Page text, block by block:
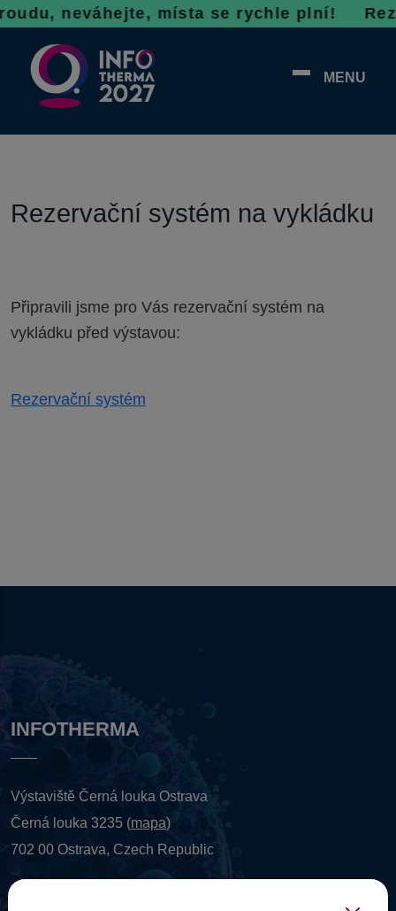
neváhejte, místa se rychle plní!
MENU
Rezervační systém na vykládku
Připravili jsme pro Vás rezervační systém na
vykládku před výstavou:
Rezervační systém
INFOTHERMA
Výstaviště Černá louka Ostrava
Černá louka 3235 (mapa)
702 00 Ostrava, Czech Republic